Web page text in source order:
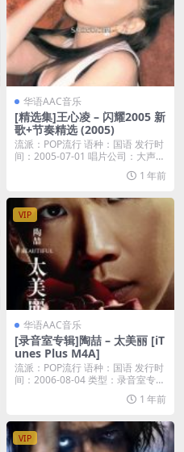
华语AAC音乐
[精选集]王心凌 – 闪耀2005 新
歌+节奏精选 (2005)
流派：POP流行 语种：国语 发行时
间：2005-07-01 唱片公司：大声好
1 年前
VIP
华语AAC音乐
[录音室专辑]陶喆 – 太美丽 [iT
unes Plus M4A]
流派：POP流行 语种：国语 发行时
间：2006-08-04 类型：录音室专辑
1 年前
VIP